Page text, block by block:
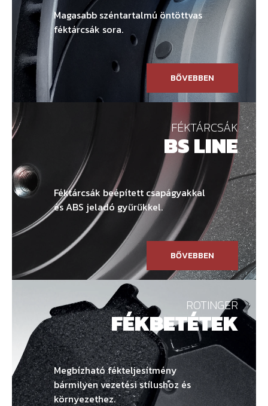
Magasabb széntartalmú öntöttvas
féktárcsák sora.
BŐVEBBEN
FÉKTÁRCSÁK
BS LINE
Féktárcsák beépített csapágyakkal
és ABS jeladó gyűrűkkel.
BŐVEBBEN
ROTINGER
FÉKBETÉTEK
Megbízható fékteljesítmény
bármilyen vezetési stílushoz és
környezethez.